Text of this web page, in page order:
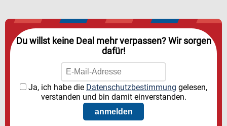
Du willst keine Deal mehr verpassen? Wir sorgen
dafür!
Ja, ich habe die Datenschutzbestimmung gelesen,
verstanden und bin damit einverstanden.